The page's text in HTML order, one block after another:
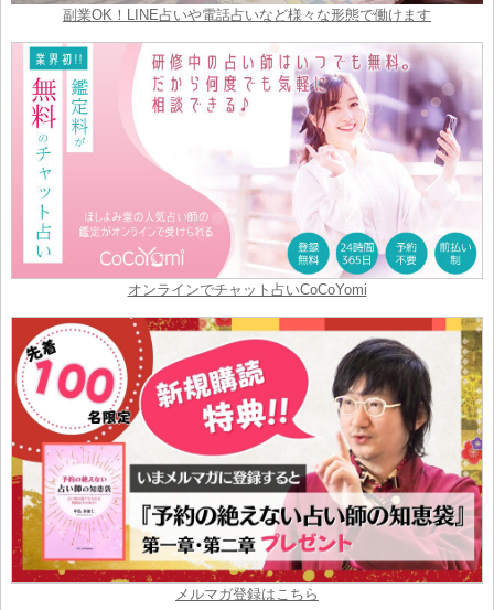
副業OK！LINE占いや電話占いなど様々な形態で働けます
オンラインでチャット占いCoCoYomi
メルマガ登録はこちら